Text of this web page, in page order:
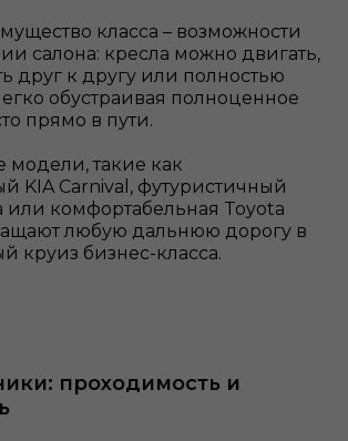
класса – возможности
салона: кресла можно двигать,
друг к другу или полностью
обустраивая полноценное
прямо в пути.
такие как
KIA Carnival, футуристичный
или комфортабельная Toyota
любую дальнюю дорогу в
круиз бизнес-класса.
проходимость и